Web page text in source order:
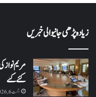
زیادہ پڑھی جانیوالی خبریں
کئے گئے
اگست 6, 2026